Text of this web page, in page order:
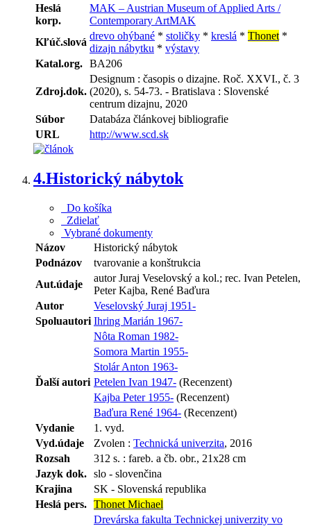
Heslá
korp.
MAK – Austrian Museum of Applied Arts /
Contemporary ArtMAK
Kľúč.slová
drevo ohýbané * stoličky * kreslá * Thonet *
dizajn nábytku * výstavy
Katal.org. BA206
Zdroj.dok.
Designum : časopis o dizajne. Roč. XXVI., č. 3
(2020), s. 54-73. - Bratislava : Slovenské
centrum dizajnu, 2020
Súbor
Databáza článkovej bibliografie
URL
http://www.scd.sk
4.Historický nábytok
Do košíka
Zdielať
Vybrané dokumenty
Názov
Historický nábytok
Podnázov
tvarovanie a konštrukcia
Aut.údaje
autor Juraj Veselovský a kol.; rec. Ivan Petelen,
Peter Kajba, René Baďura
Autor
Veselovský Juraj 1951-
Spoluautori Ihring Marián 1967-
Nôta Roman 1982-
Somora Martin 1955-
Stolár Anton 1963-
Ďalší autori Petelen Ivan 1947- (Recenzent)
Kajba Peter 1955- (Recenzent)
Baďura René 1964- (Recenzent)
Vydanie
1. vyd.
Vyd.údaje
Zvolen : Technická univerzita, 2016
Rozsah
312 s. : fareb. a čb. obr., 21x28 cm
Jazyk dok. slo - slovenčina
Krajina
SK - Slovenská republika
Heslá pers. Thonet Michael
Drevárska fakulta Technickej univerzity vo